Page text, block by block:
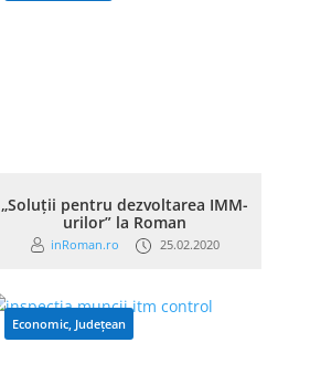
„Soluții pentru dezvoltarea IMM-
urilor” la Roman
inRoman.ro 25.02.2020
Economic, Județean